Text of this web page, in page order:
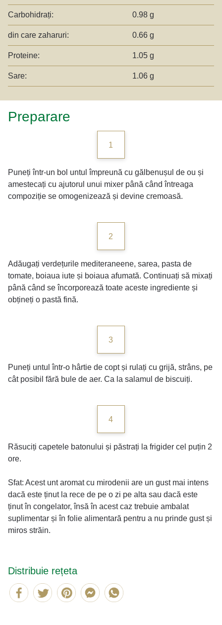
Carbohidrați: 0.98 g
din care zaharuri: 0.66 g
Proteine: 1.05 g
Sare: 1.06 g
Preparare
1
Puneți într-un bol untul împreună cu gălbenușul de ou și
amestecați cu ajutorul unui mixer până când întreaga
compoziție se omogenizează și devine cremoasă.
2
Adăugați verdețurile mediteraneene, sarea, pasta de
tomate, boiaua iute și boiaua afumată. Continuați să mixați
până când se încorporează toate aceste ingrediente și
obțineți o pastă fină.
3
Puneți untul într-o hârtie de copt și rulați cu grijă, strâns, pe
cât posibil fără bule de aer. Ca la salamul de biscuiți.
4
Răsuciți capetele batonului și păstrați la frigider cel puțin 2
ore.
Sfat: Acest unt aromat cu mirodenii are un gust mai intens
dacă este ținut la rece de pe o zi pe alta sau dacă este
ținut în congelator, însă în acest caz trebuie ambalat
suplimentar și în folie alimentară pentru a nu prinde gust și
miros străin.
Distribuie rețeta